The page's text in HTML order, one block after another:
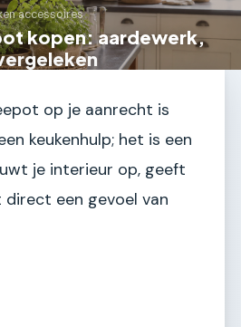
accessoires
kopen: aardewerk,
op je aanrecht is
keukenhulp; het is een
je interieur op, geeft
een gevoel van